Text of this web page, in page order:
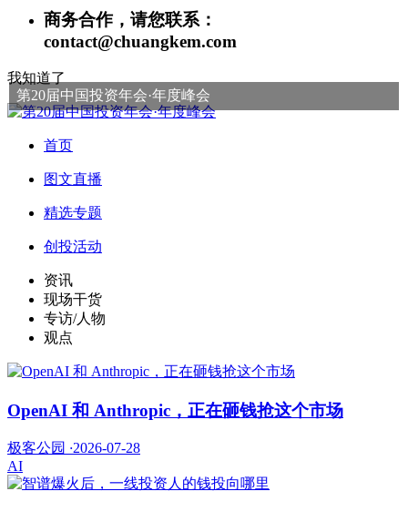
商务合作，请您联系：
contact@chuangkem.com
我知道了
第20届中国投资年会·年度峰会
首页
图文直播
精选专题
创投活动
资讯
现场干货
专访/人物
观点
OpenAI 和 Anthropic，正在砸钱抢这个市场
极客公园 ·2026-07-28
AI